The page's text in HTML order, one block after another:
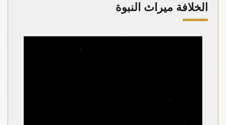
الخلافة ميراث النبوة